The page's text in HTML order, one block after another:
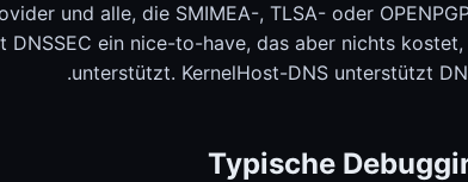
und alle, die SMIMEA-, TLSA- oder
DNSSEC ein nice-to-have, das aber nichts
unterstützt. KernelHost-DNS unterstützt
Typische